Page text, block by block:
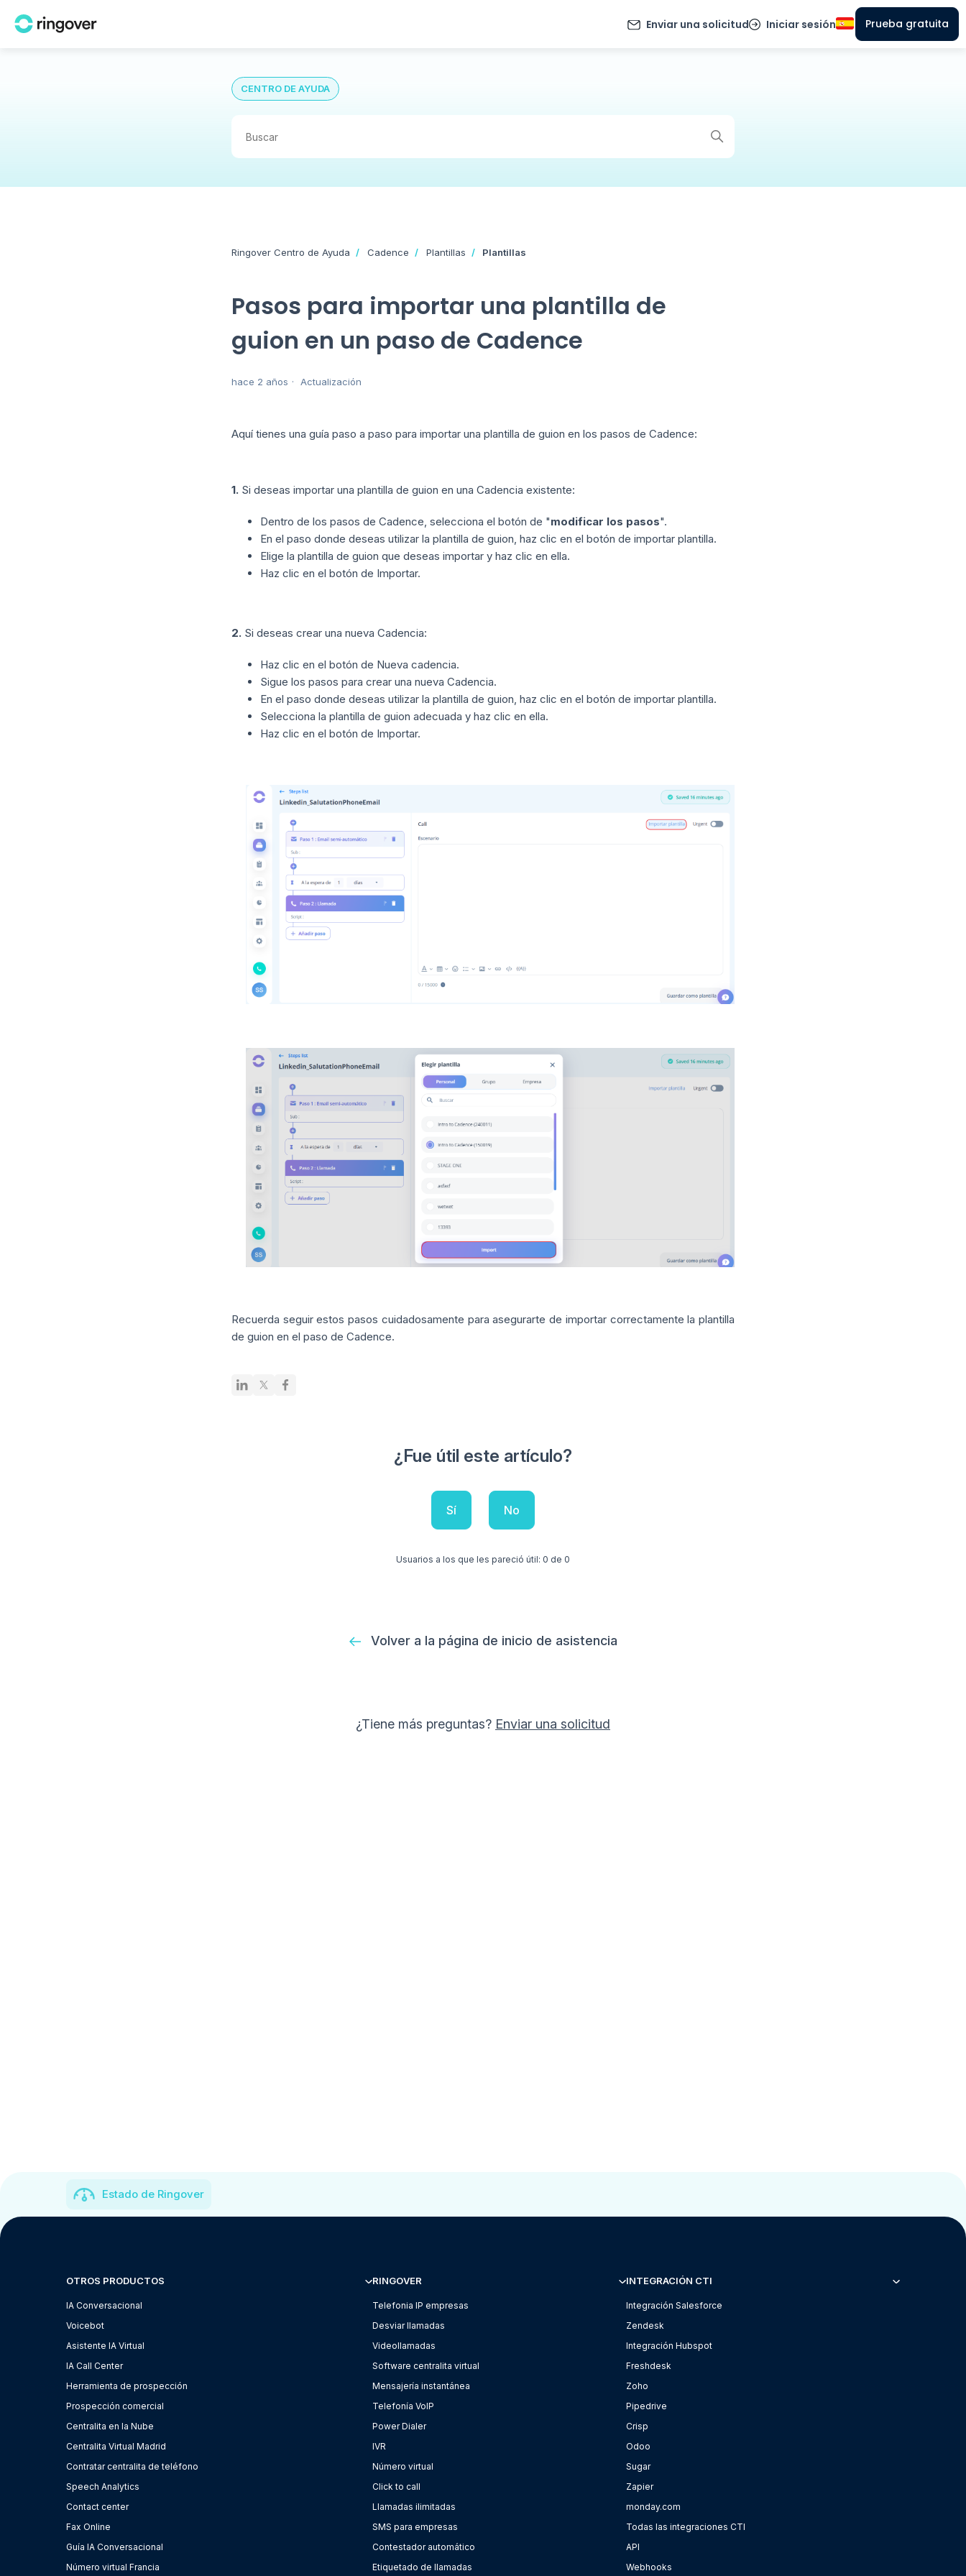
Enviar una solicitud Iniciar sesión Prueba gratuita
CENTRO DE AYUDA
Ringover Centro de Ayuda Cadence Plantillas Plantillas
Pasos para importar una plantilla de
guion en un paso de Cadence
hace 2 años Actualización
Aquí tienes una guía paso a paso para importar una plantilla de guion en los pasos de Cadence:
1. Si deseas importar una plantilla de guion en una Cadencia existente:
Dentro de los pasos de Cadence, selecciona el botón de "modificar los pasos".
En el paso donde deseas utilizar la plantilla de guion, haz clic en el botón de importar plantilla.
Elige la plantilla de guion que deseas importar y haz clic en ella.
Haz clic en el botón de Importar.
2. Si deseas crear una nueva Cadencia:
Haz clic en el botón de Nueva cadencia.
Sigue los pasos para crear una nueva Cadencia.
En el paso donde deseas utilizar la plantilla de guion, haz clic en el botón de importar plantilla.
Selecciona la plantilla de guion adecuada y haz clic en ella.
Haz clic en el botón de Importar.
Recuerda seguir estos pasos cuidadosamente para asegurarte de importar correctamente la plantilla
de guion en el paso de Cadence.
¿Fue útil este artículo?
Sí No
Usuarios a los que les pareció útil: 0 de 0
Volver a la página de inicio de asistencia
¿Tiene más preguntas? Enviar una solicitud
Estado de Ringover
OTROS PRODUCTOS
IA Conversacional
Voicebot
Asistente IA Virtual
IA Call Center
Herramienta de prospección
Prospección comercial
Centralita en la Nube
Centralita Virtual Madrid
Contratar centralita de teléfono
Speech Analytics
Contact center
Fax Online
Guía IA Conversacional
Número virtual Francia
RINGOVER
Telefonia IP empresas
Desviar llamadas
Videollamadas
Software centralita virtual
Mensajería instantánea
Telefonía VoIP
Power Dialer
IVR
Número virtual
Click to call
Llamadas ilimitadas
SMS para empresas
Contestador automático
Etiquetado de llamadas
INTEGRACIÓN CTI
Integración Salesforce
Zendesk
Integración Hubspot
Freshdesk
Zoho
Pipedrive
Crisp
Odoo
Sugar
Zapier
monday.com
Todas las integraciones CTI
API
Webhooks